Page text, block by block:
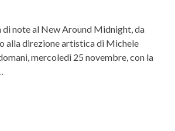
di note al New Around Midnight, da
alla direzione artistica di Michele
mercoledi 25 novembre, con la